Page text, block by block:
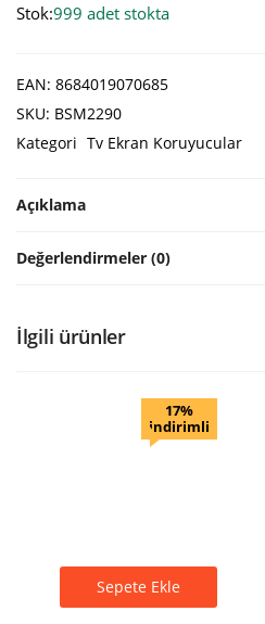
Stok:999 adet stokta
EAN: 8684019070685
SKU: BSM2290
Kategori Tv Ekran Koruyucular
Açıklama
Değerlendirmeler (0)
İlgili ürünler
17%
indirimli
Sepete Ekle